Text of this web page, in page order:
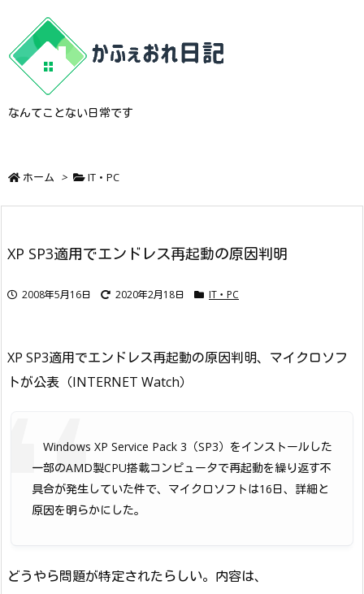
なんてことない日常です
ホーム > IT・PC
XP SP3適用でエンドレス再起動の原因判明
2008年5月16日 2020年2月18日 IT・PC
XP SP3適用でエンドレス再起動の原因判明、マイクロソフ
トが公表（INTERNET Watch）
Windows XP Service Pack 3（SP3）をインストールした
一部のAMD製CPU搭載コンピュータで再起動を繰り返す不
具合が発生していた件で、マイクロソフトは16日、詳細と
原因を明らかにした。
どうやら問題が特定されたらしい。内容は、